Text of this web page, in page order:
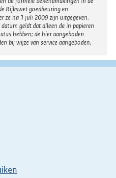
Rijkswet goedkeuring en
ze na 1 juli 2009 zijn uitgegeven.
geldt dat alleen de in papieren
hebben; de hier aangeboden
bij wijze van service aangeboden.